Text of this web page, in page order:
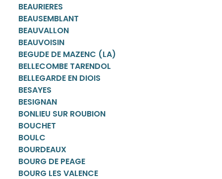
BEAURIERES
BEAUSEMBLANT
BEAUVALLON
BEAUVOISIN
BEGUDE DE MAZENC (LA)
BELLECOMBE TARENDOL
BELLEGARDE EN DIOIS
BESAYES
BESIGNAN
BONLIEU SUR ROUBION
BOUCHET
BOULC
BOURDEAUX
BOURG DE PEAGE
BOURG LES VALENCE